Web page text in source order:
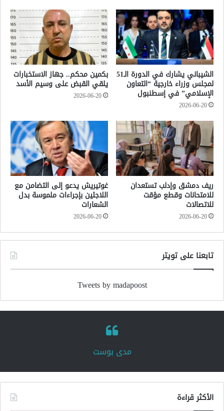
الشيباني يشارك في الدورة الـ51
لمجلس وزراء خارجية “التعاون
الإسلامي” في إسطنبول
2026-06-20
بكمين محكم.. جهاز الاستخبارات
يلقي القبض على وسيم الأسد
2026-06-20
ريف دمشق وإدلب تستعدان
للامتحانات وقطع مؤقت
للاتصالات
2026-06-20
غوتيريش يدعو إلى التضامن مع
اللاجئين بإجراءات ملموسة بدل
الشعارات
2026-06-20
تابعنا على تويتر
Tweets by madapoost
‏مدى بوست‏
الأكثر قراءة